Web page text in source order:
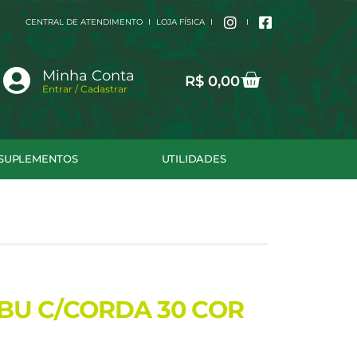
CENTRAL DE ATENDIMENTO LOJA FÍSICA
Minha Conta
Entrar / Cadastrar R$ 0,00Cart
UTILIDADES
C/CORDA 30 COR